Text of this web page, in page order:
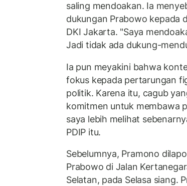
saling mendoakan. Ia
dukungan Prabowo kepada
DKI Jakarta. "Saya
Jadi tidak ada dukung-
Ia pun meyakini bahwa
fokus kepada pertarungan
politik. Karena itu, cagub
komitmen untuk membawa
saya lebih melihat
PDIP itu.
Sebelumnya, Pramono
Prabowo di Jalan
Selatan, pada Selasa siang.